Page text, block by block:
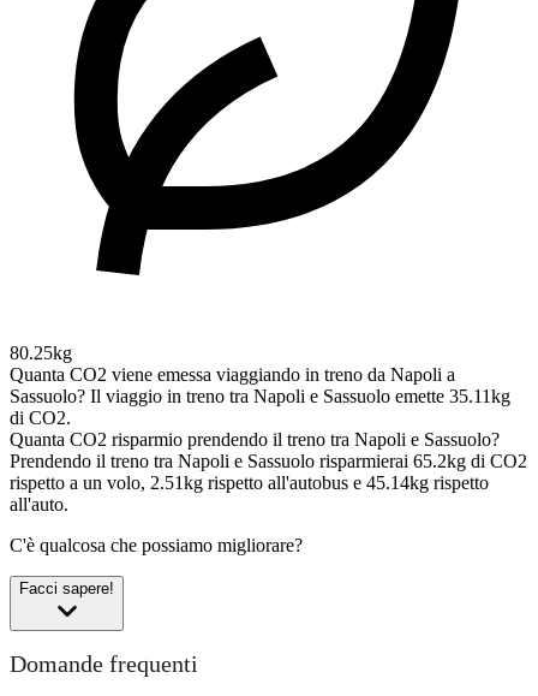
80.25kg
Quanta CO2 viene emessa viaggiando in treno da Napoli a
Sassuolo? Il viaggio in treno tra Napoli e Sassuolo emette 35.11kg
di CO2.
Quanta CO2 risparmio prendendo il treno tra Napoli e Sassuolo?
Prendendo il treno tra Napoli e Sassuolo risparmierai 65.2kg di CO2
rispetto a un volo, 2.51kg rispetto all'autobus e 45.14kg rispetto
all'auto.
C'è qualcosa che possiamo migliorare?
Facci sapere!
Domande frequenti